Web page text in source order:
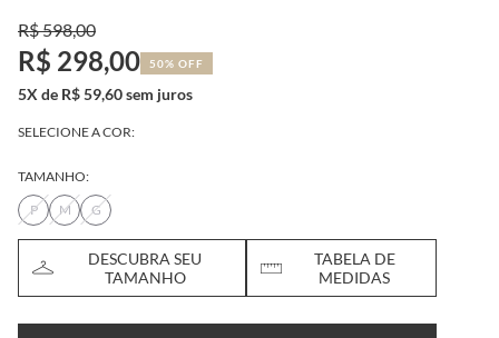
R$ 598,00
R$ 298,00 50% OFF
5X de R$ 59,60 sem juros
SELECIONE A COR:
TAMANHO:
P
M G
DESCUBRA SEU
TAMANHO
TABELA DE
MEDIDAS